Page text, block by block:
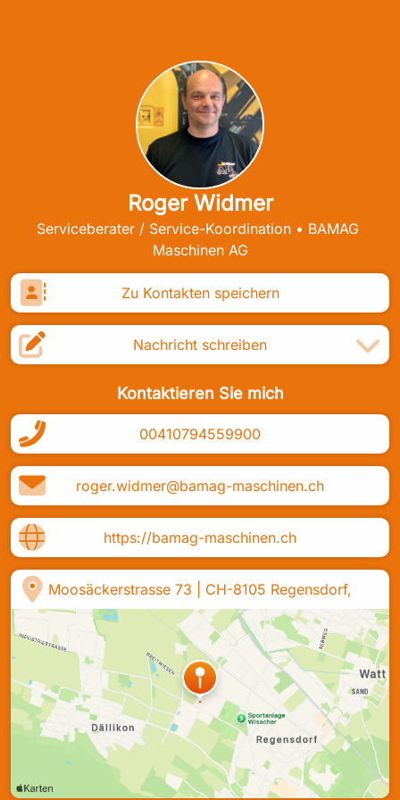
Roger Widmer
Serviceberater / Service-Koordination • BAMAG
Maschinen AG
Zu Kontakten speichern
Nachricht schreiben
Scanne meine Visitenkarte
Vorname (erforderlich) Nachname
Unternehmen
E-Mail Adresse(erforderlich)
Nachricht (optional)
Mit dem Absenden deiner Daten stimmst du der weiteren
Verarbeitung und möglichen Geschäftsbedingungen zu.
Senden
Kontaktieren Sie mich
00410794559900
roger.widmer@bamag-maschinen.ch
https://bamag-maschinen.ch
Moosäckerstrasse 73 | CH-8105 Regensdorf,